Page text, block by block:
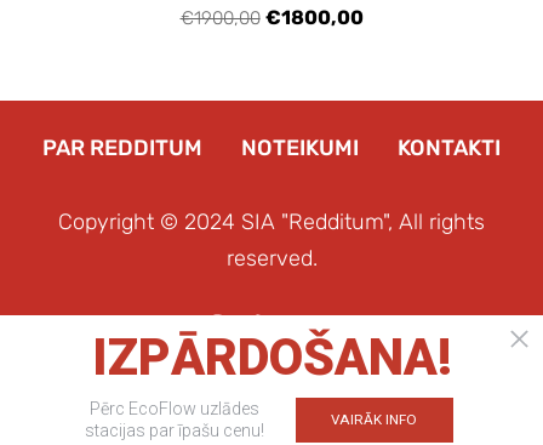
€1900,00 €1800,00
PAR REDDITUM NOTEIKUMI KONTAKTI
Copyright © 2024 SIA "Redditum", All rights
reserved.